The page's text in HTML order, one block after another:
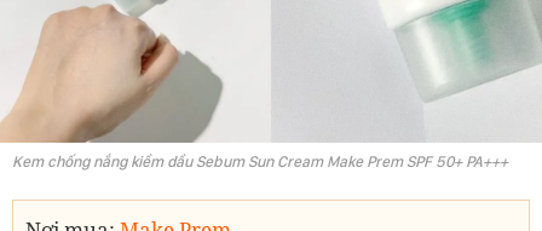
Kem chống nắng kiềm dầu Sebum Sun Cream Make Prem SPF 50+ PA+++